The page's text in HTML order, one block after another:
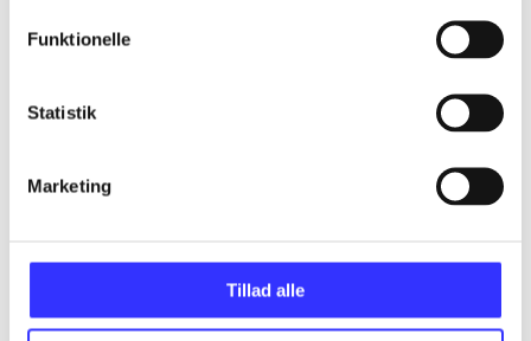
Funktionelle
Statistik
Marketing
Tillad alle
...
...
...
...